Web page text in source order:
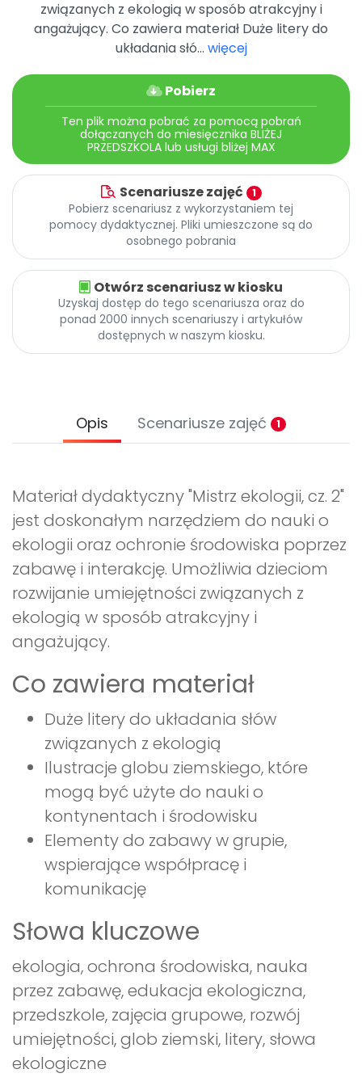
Archiwalne numery
Promocje
związanych z ekologią w sposób atrakcyjny i
angażujący. Co zawiera materiał Duże litery do
układania słó... więcej
Pobierz
Ten plik można pobrać za pomocą pobrań
dołączanych do miesięcznika BLIŻEJ
PRZEDSZKOLA lub usługi bliżej MAX
Scenariusze zajęć 1
Pobierz scenariusz z wykorzystaniem tej
pomocy dydaktycznej. Pliki umieszczone są do
osobnego pobrania
Otwórz scenariusz w kiosku
Uzyskaj dostęp do tego scenariusza oraz do
ponad 2000 innych scenariuszy i artykułów
dostępnych w naszym kiosku.
Opis Scenariusze zajęć 1
Materiał dydaktyczny "Mistrz ekologii, cz. 2"
jest doskonałym narzędziem do nauki o
ekologii oraz ochronie środowiska poprzez
zabawę i interakcję. Umożliwia dzieciom
rozwijanie umiejętności związanych z
ekologią w sposób atrakcyjny i
angażujący.
Co zawiera materiał
Duże litery do układania słów
związanych z ekologią
Ilustracje globu ziemskiego, które
mogą być użyte do nauki o
kontynentach i środowisku
Elementy do zabawy w grupie,
wspierające współpracę i
komunikację
Słowa kluczowe
ekologia, ochrona środowiska, nauka
przez zabawę, edukacja ekologiczna,
przedszkole, zajęcia grupowe, rozwój
umiejętności, glob ziemski, litery, słowa
ekologiczne